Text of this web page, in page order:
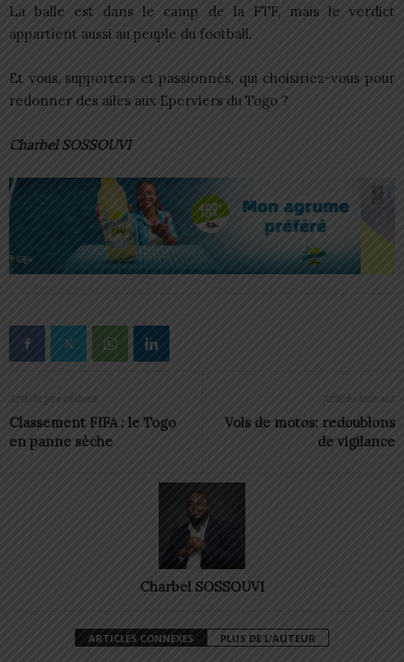
La balle est dans le camp de la FTF, mais le verdict
appartient aussi au peuple du football.
Et vous, supporters et passionnés, qui choisiriez-vous pour
redonner des ailes aux Eperviers du Togo ?
Charbel SOSSOUVI
Article précédent
Classement FIFA : le Togo
en panne sèche
Article suivant
Vols de motos: redoublons
de vigilance
Charbel SOSSOUVI
ARTICLES CONNEXES PLUS DE L'AUTEUR